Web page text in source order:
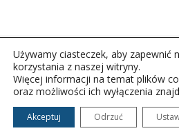
Copyright © 2026Polskie Radio
Wszelkie prawa zastrzeżone.
Używamy ciasteczek, aby zapewnić
korzystania z naszej witryny.
Więcej informacji na temat plików
oraz możliwości ich wyłączenia
Akceptuj Odrzuć